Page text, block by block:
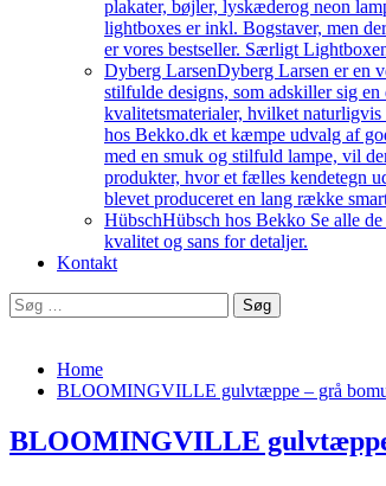
plakater, bøjler, lyskæderog neon
lightboxes er inkl. Bogstaver, men
er vores bestseller. Særligt
Dyberg LarsenDyberg Larsen er en
stilfulde designs, som adskiller sig
kvalitetsmaterialer, hvilket
hos Bekko.dk et kæmpe udvalg af
med en smuk og stilfuld lampe, vil
produkter, hvor et fælles kendetegn
blevet produceret en lang række
HübschHübsch hos Bekko Se alle
kvalitet og sans for detaljer.
Kontakt
Søg
efter:
Home
BLOOMINGVILLE gulvtæppe – grå
BLOOMINGVILLE